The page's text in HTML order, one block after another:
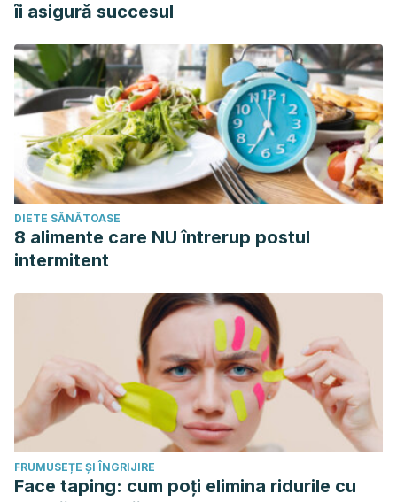
îi asigură succesul
DIETE SĂNĂTOASE
8 alimente care NU întrerup postul
intermitent
FRUMUSEȚE ȘI ÎNGRIJIRE
Face taping: cum poți elimina ridurile cu